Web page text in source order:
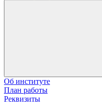
Об институте
План работы
Реквизиты